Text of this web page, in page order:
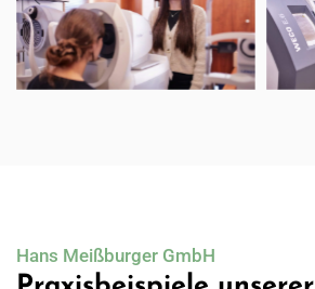
Hans Meißburger GmbH